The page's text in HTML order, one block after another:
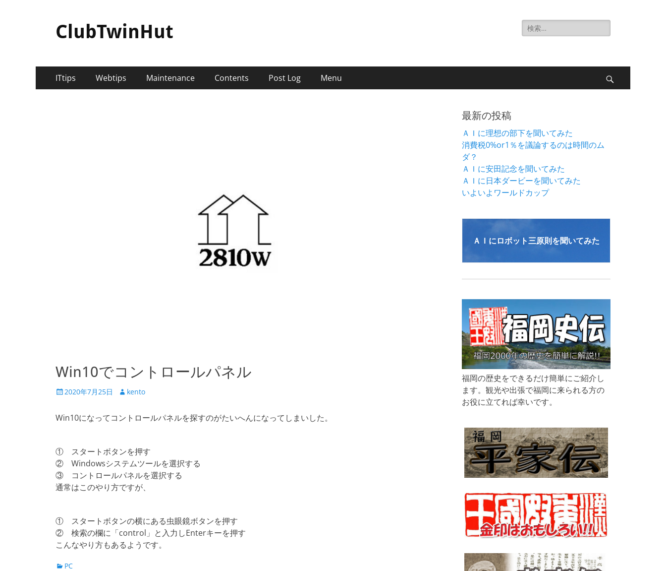
ClubTwinHut
検
索:
メ
イ
ITtips Webtips Maintenance Contents Post Log Menu
Win10でコントロールパネル
投 2020年7月25日
投 kento
Win10になってコントロールパネルを探すのがたいへんになってしまいした。
① スタートボタンを押す
② Windowsシステムツールを選択する
③ コントロールパネルを選択する
通常はこのやり方ですが、
① スタートボタンの横にある虫眼鏡ボタンを押す
② 検索の欄に「control」と入力しEnterキーを押す
こんなやり方もあるようです。
カ PC
最新の投稿
ＡＩに理想の部下を聞いてみた
消費税0%or1％を議論するのは時間のム
ダ？
ＡＩに安田記念を聞いてみた
ＡＩに日本ダービーを聞いてみた
いよいよワールドカップ
ＡＩにロボット三原則を聞いてみた
福岡の歴史をできるだけ簡単にご紹介し
ます。観光や出張で福岡に来られる方の
お役に立てれば幸いです。